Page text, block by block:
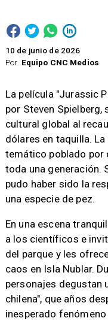
Por Equipo CNC Medios
10 de junio de 2026
La película "Jurassic
por Steven
cultural global al
dólares en taquilla.
temático poblado por
toda una generación.
pudo haber sido la
una especie de pez.
En una escena
a los científicos e
del parque y les
caos en Isla Nublar.
personajes degustan
chilena", que años
inesperado